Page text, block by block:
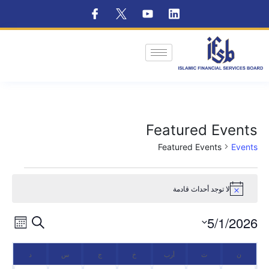
Featured Events
Events
Featured Events
Notice لا توجد أحداث قادمة
Search
الشهر 5/1/2026
date.
Calendar
ن ث أرب خ ج س د